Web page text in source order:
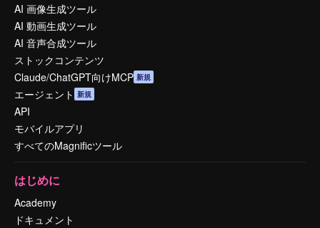
AI 画像生成ツール
AI 動画生成ツール
AI 音声合成ツール
ストックコンテンツ
Claude/ChatGPT向けMCP 新規
エージェント 新規
API
モバイルアプリ
すべてのMagnificツール
はじめに
Academy
ドキュメント